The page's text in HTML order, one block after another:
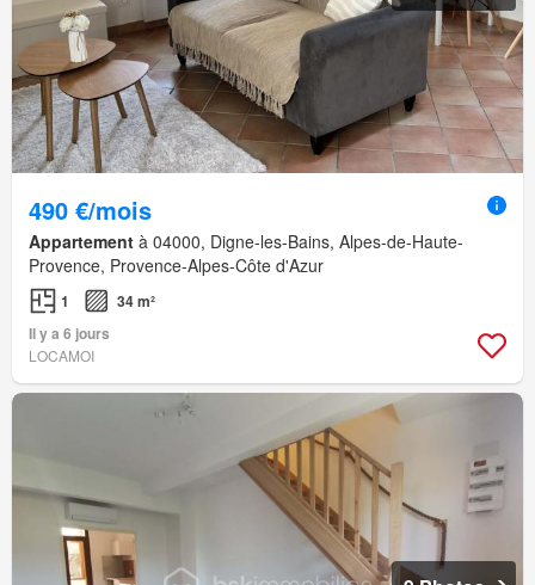
490 €/mois
Appartement à 04000, Digne-les-Bains, Alpes-de-Haute-
Provence, Provence-Alpes-Côte d'Azur
1
34 m²
Il y a 6 jours
LOCAMOI